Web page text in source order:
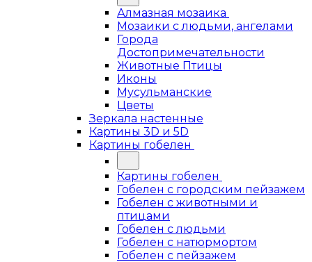
Алмазная мозаика
Мозаики с людьми, ангелами
Города
Достопримечательности
Животные Птицы
Иконы
Мусульманские
Цветы
Зеркала настенные
Картины 3D и 5D
Картины гобелен
Картины гобелен
Гобелен с городским пейзажем
Гобелен с животными и
птицами
Гобелен с людьми
Гобелен с натюрмортом
Гобелен с пейзажем